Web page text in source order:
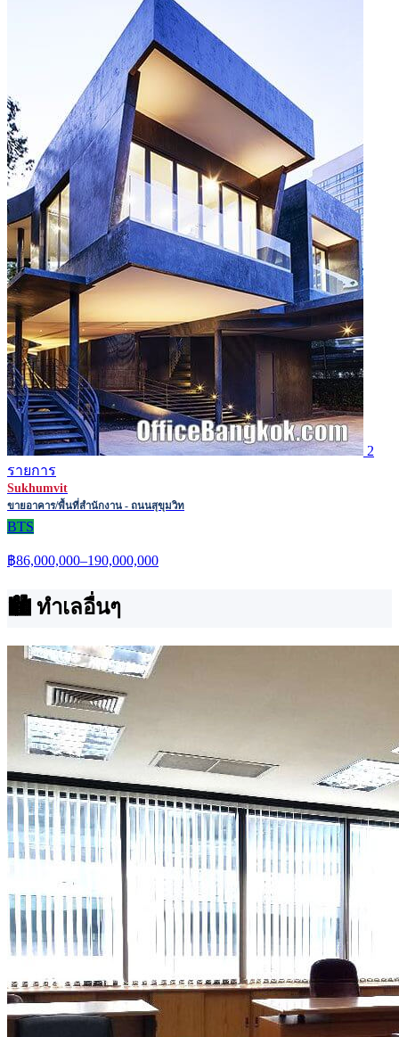
2
รายการ
Sukhumvit
ขายอาคาร/พื้นที่สำนักงาน - ถนนสุขุมวิท
BTS
฿86,000,000–190,000,000
🏙 ทำเลอื่นๆ